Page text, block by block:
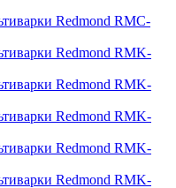
Redmond RMC-
Redmond RMK-
Redmond RMK-
Redmond RMK-
Redmond RMK-
Redmond RMK-